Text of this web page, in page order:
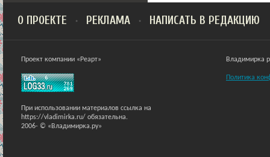
О ПРОЕКТЕ РЕКЛАМА НАПИСАТЬ В РЕДАКЦИЮ
Проект компании «Реарт»
При использовании материалов ссылка на
https://vladimirka.ru/ обязательна.
2006- © «Владимирка.ру»
Владимирка
Политика